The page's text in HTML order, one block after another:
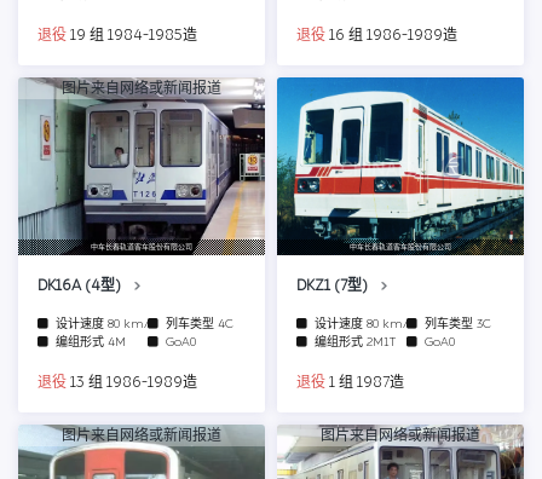
退役 19 组 1984-1985造 退役 16 组 1986-1989造
图片来自网络或新闻报道
中车长春轨道客车股份有限公司
DK16A (4型)
设计速度 80 km/h 列车类型 4C
编组形式 4M GoA0
退役 13 组 1986-1989造
中车长春轨道客车股份有限公司
DKZ1 (7型)
设计速度 80 km/h 列车类型 3C
编组形式 2M1T GoA0
退役 1 组 1987造
图片来自网络或新闻报道 图片来自网络或新闻报道